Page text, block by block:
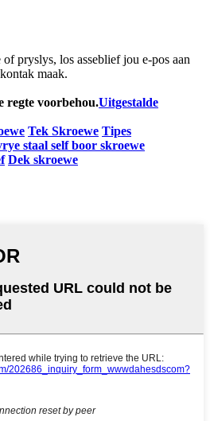
pryslys, los asseblief jou e-pos aan
maak.
regte voorbehou.Uitgestalde
Tek Skroewe Tipes
staal self boor skroewe
Dek skroewe